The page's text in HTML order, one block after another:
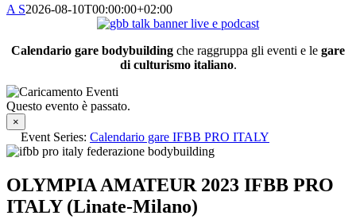
A S2026-08-10T00:00:00+02:00
Calendario gare bodybuilding che raggruppa gli eventi e le gare
di culturismo italiano.
Questo evento è passato.
×
Event Series: Calendario gare IFBB PRO ITALY
OLYMPIA AMATEUR 2023 IFBB PRO
ITALY (Linate-Milano)